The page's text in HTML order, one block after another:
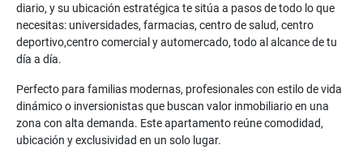
diario, y su ubicación estratégica te sitúa a pasos de todo lo que
necesitas: universidades, farmacias, centro de salud, centro
deportivo,centro comercial y automercado, todo al alcance de tu
día a día.
Perfecto para familias modernas, profesionales con estilo de vida
dinámico o inversionistas que buscan valor inmobiliario en una
zona con alta demanda. Este apartamento reúne comodidad,
ubicación y exclusividad en un solo lugar.